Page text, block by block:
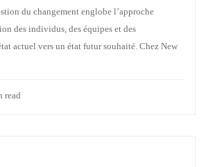
du changement englobe l’approche
des individus, des équipes et des
actuel vers un état futur souhaité. Chez New
read